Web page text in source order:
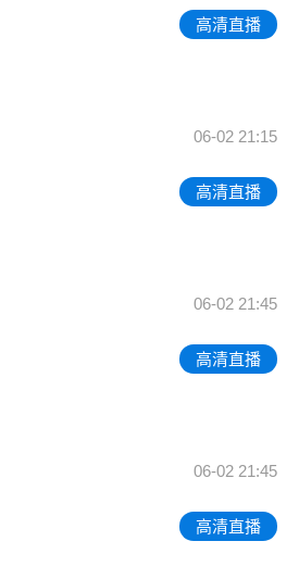
高清直播
06-02 21:15
高清直播
06-02 21:45
高清直播
06-02 21:45
高清直播